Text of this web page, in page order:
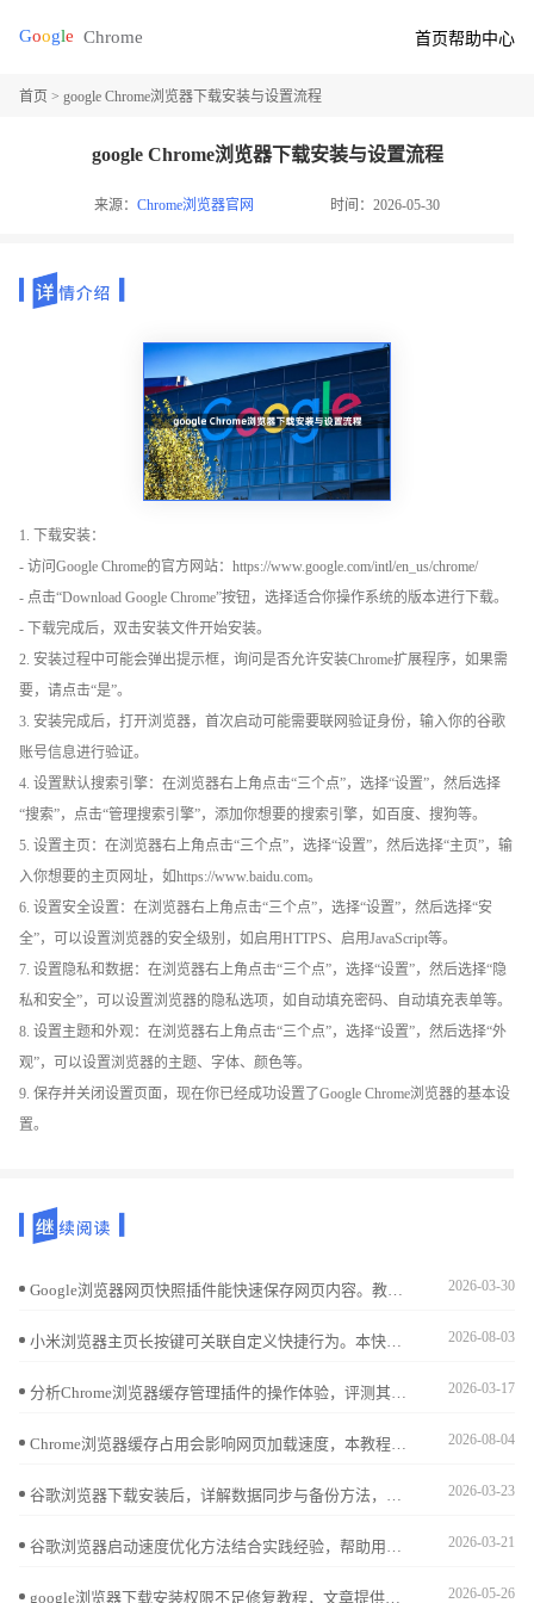
首页帮助中心
首页 > google Chrome浏览器下载安装与设置流程
google Chrome浏览器下载安装与设置流程
来源：Chrome浏览器官网 时间：2026-05-30
1. 下载安装：
- 访问Google Chrome的官方网站：https://www.google.com/intl/en_us/chrome/
- 点击“Download Google Chrome”按钮，选择适合你操作系统的版本进行下载。
- 下载完成后，双击安装文件开始安装。
2. 安装过程中可能会弹出提示框，询问是否允许安装Chrome扩展程序，如果需
要，请点击“是”。
3. 安装完成后，打开浏览器，首次启动可能需要联网验证身份，输入你的谷歌
账号信息进行验证。
4. 设置默认搜索引擎：在浏览器右上角点击“三个点”，选择“设置”，然后选择
“搜索”，点击“管理搜索引擎”，添加你想要的搜索引擎，如百度、搜狗等。
5. 设置主页：在浏览器右上角点击“三个点”，选择“设置”，然后选择“主页”，输
入你想要的主页网址，如https://www.baidu.com。
6. 设置安全设置：在浏览器右上角点击“三个点”，选择“设置”，然后选择“安
全”，可以设置浏览器的安全级别，如启用HTTPS、启用JavaScript等。
7. 设置隐私和数据：在浏览器右上角点击“三个点”，选择“设置”，然后选择“隐
私和安全”，可以设置浏览器的隐私选项，如自动填充密码、自动填充表单等。
8. 设置主题和外观：在浏览器右上角点击“三个点”，选择“设置”，然后选择“外
观”，可以设置浏览器的主题、字体、颜色等。
9. 保存并关闭设置页面，现在你已经成功设置了Google Chrome浏览器的基本设
置。
2026-03-30
2026-08-03
2026-03-17
2026-08-04
2026-03-23
2026-03-21
2026-05-26